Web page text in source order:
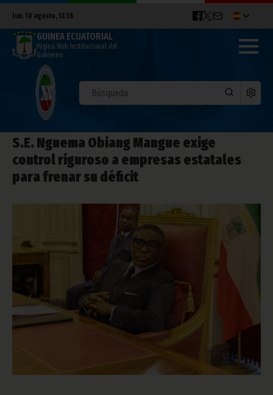
lun. 10 agosto, 13:16
GUINEA ECUATORIAL
Página Web Institucional del
Gobierno
S.E. Nguema Obiang Mangue exige
control riguroso a empresas estatales
para frenar su déficit